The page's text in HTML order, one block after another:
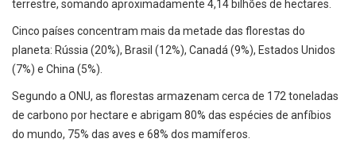
terrestre, somando aproximadamente 4,14 bilhões de hectares.
Cinco países concentram mais da metade das florestas do
planeta: Rússia (20%), Brasil (12%), Canadá (9%), Estados Unidos
(7%) e China (5%).
Segundo a ONU, as florestas armazenam cerca de 172 toneladas
de carbono por hectare e abrigam 80% das espécies de anfíbios
do mundo, 75% das aves e 68% dos mamíferos.